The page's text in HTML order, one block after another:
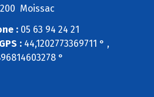
Moissac
:05 63 94 24 21
:44,1202773369711 ° ,
°